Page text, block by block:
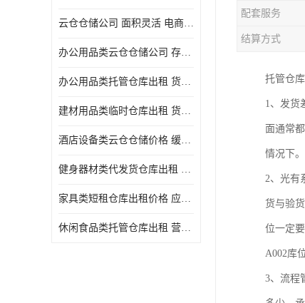
云仓仓储公司 面积灵活 电商仓储物流战略合作
办公用品类云仓仓储公司 存货周转很快 电商仓储物流战略整合
办公用品类托管仓库出租 货物装卸方便 电商仓储物流战略合作
建材用品类临时仓库出租 货物装卸方便 仓储供应链配套
酒店设备类云仓仓储价格 缓解企业储存压力 智能电商配套
健身器材类代发货仓库出租 租期灵活 新媒体平台配套
家具类短租仓库出租价格 应用广泛 智能电商配套
休闲食品类托管仓库出租 营造良好环境氛围 垂直电商配套
配套服务
结算方式
托管仓
1、发货
面通常
情况下
2、光有
货与验
位一定
A002库
3、流程